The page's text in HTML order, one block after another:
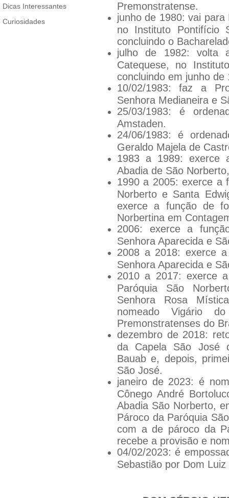
Dicas Interessantes
Curiosidades
Premonstratense.
junho de 1980: vai
no Instituto Pontifício
concluindo o
julho de 1982: volta
Catequese, no
concluindo em junho de
10/02/1983: faz a
Senhora Medianeira e
25/03/1983: é
Amstaden.
24/06/1983: é
Geraldo Majela de
1983 a 1989: exerce
Abadia de São
1990 a 2005: exerce a
Norberto e Santa
exerce a função de
Norbertina em
2006: exerce a
Senhora Aparecida e
2008 a 2018: exerce
Senhora Aparecida e
2010 a 2017: exerce
Paróquia São
Senhora Rosa
nomeado Vigário
Premonstratenses do
dezembro de 2018:
da Capela São José
Bauab e, depois,
São José.
janeiro de 2023: é
Cônego André
Abadia São Norberto,
Pároco da Paróquia
com a de pároco da
recebe a provisão e
04/02/2023: é
Sebastião por Dom